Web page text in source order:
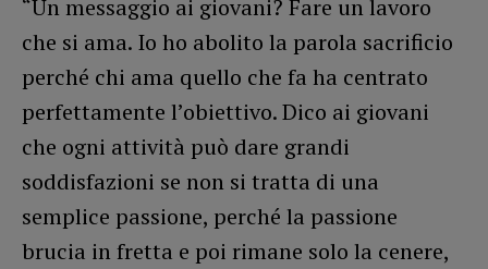
“Un messaggio ai giovani? Fare un lavoro
che si ama. Io ho abolito la parola sacrificio
perché chi ama quello che fa ha centrato
perfettamente l’obiettivo. Dico ai giovani
che ogni attività può dare grandi
soddisfazioni se non si tratta di una
semplice passione, perché la passione
brucia in fretta e poi rimane solo la cenere,